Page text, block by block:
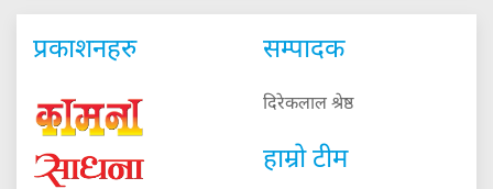
प्रकाशनहरु सम्पादक
दिरेकलाल श्रेष्ठ
हाम्रो टीम